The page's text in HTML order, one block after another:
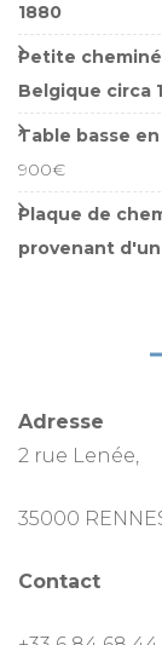
1880
Petite
Belgique circa
Table basse
900€
Plaque de
provenant
Adresse
2 rue Lenée,
35000
Contact